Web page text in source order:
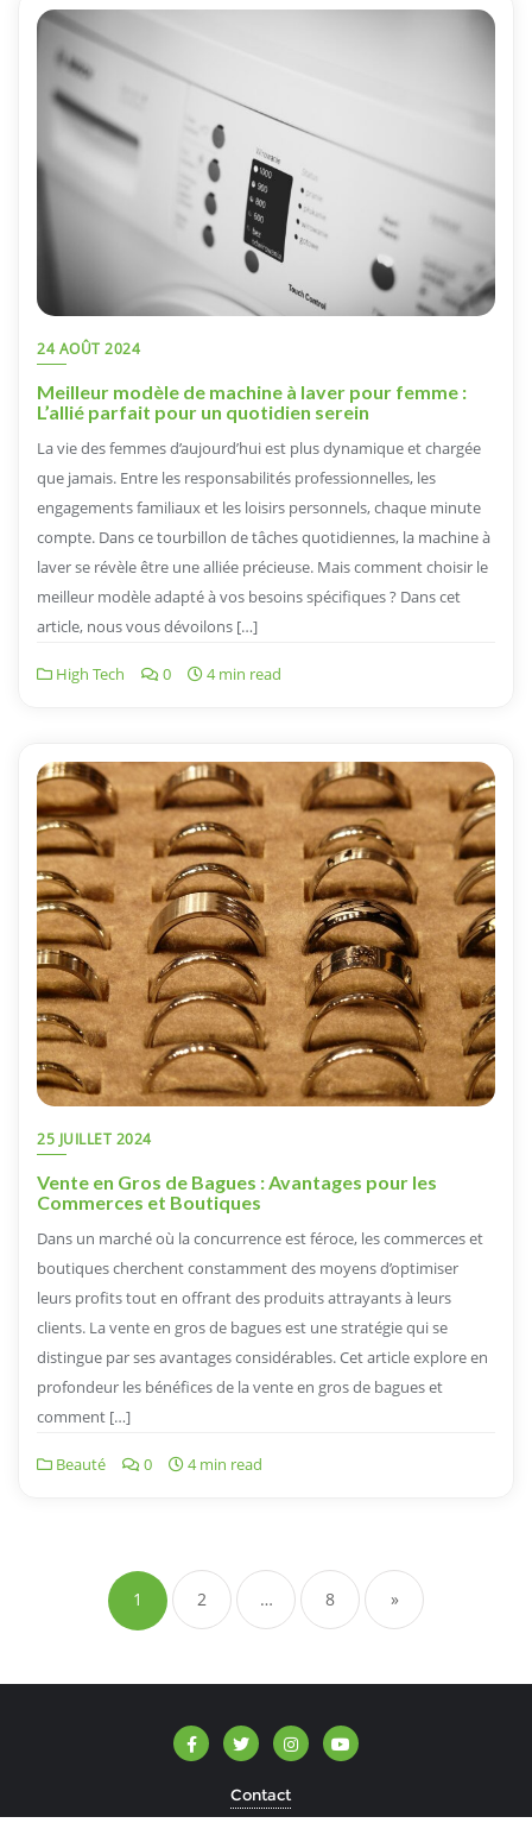
24 AOÛT 2024
Meilleur modèle de machine à laver pour femme :
L’allié parfait pour un quotidien serein
La vie des femmes d’aujourd’hui est plus dynamique et chargée
que jamais. Entre les responsabilités professionnelles, les
engagements familiaux et les loisirs personnels, chaque minute
compte. Dans ce tourbillon de tâches quotidiennes, la machine à
laver se révèle être une alliée précieuse. Mais comment choisir le
meilleur modèle adapté à vos besoins spécifiques ? Dans cet
article, nous vous dévoilons […]
High Tech 0 4 min read
25 JUILLET 2024
Vente en Gros de Bagues : Avantages pour les
Commerces et Boutiques
Dans un marché où la concurrence est féroce, les commerces et
boutiques cherchent constamment des moyens d’optimiser
leurs profits tout en offrant des produits attrayants à leurs
clients. La vente en gros de bagues est une stratégie qui se
distingue par ses avantages considérables. Cet article explore en
profondeur les bénéfices de la vente en gros de bagues et
comment […]
Beauté 0 4 min read
des
articles
1 2 … 8 »
Contact